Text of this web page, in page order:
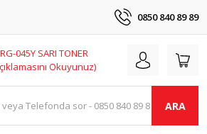
0850 840 89 89
ARA